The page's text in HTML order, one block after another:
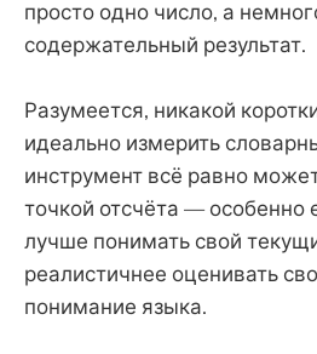
просто одно число, а
содержательный результат.
Разумеется, никакой
идеально измерить
инструмент всё равно
точкой отсчёта — особенно
лучше понимать свой
реалистичнее оценивать
понимание языка.